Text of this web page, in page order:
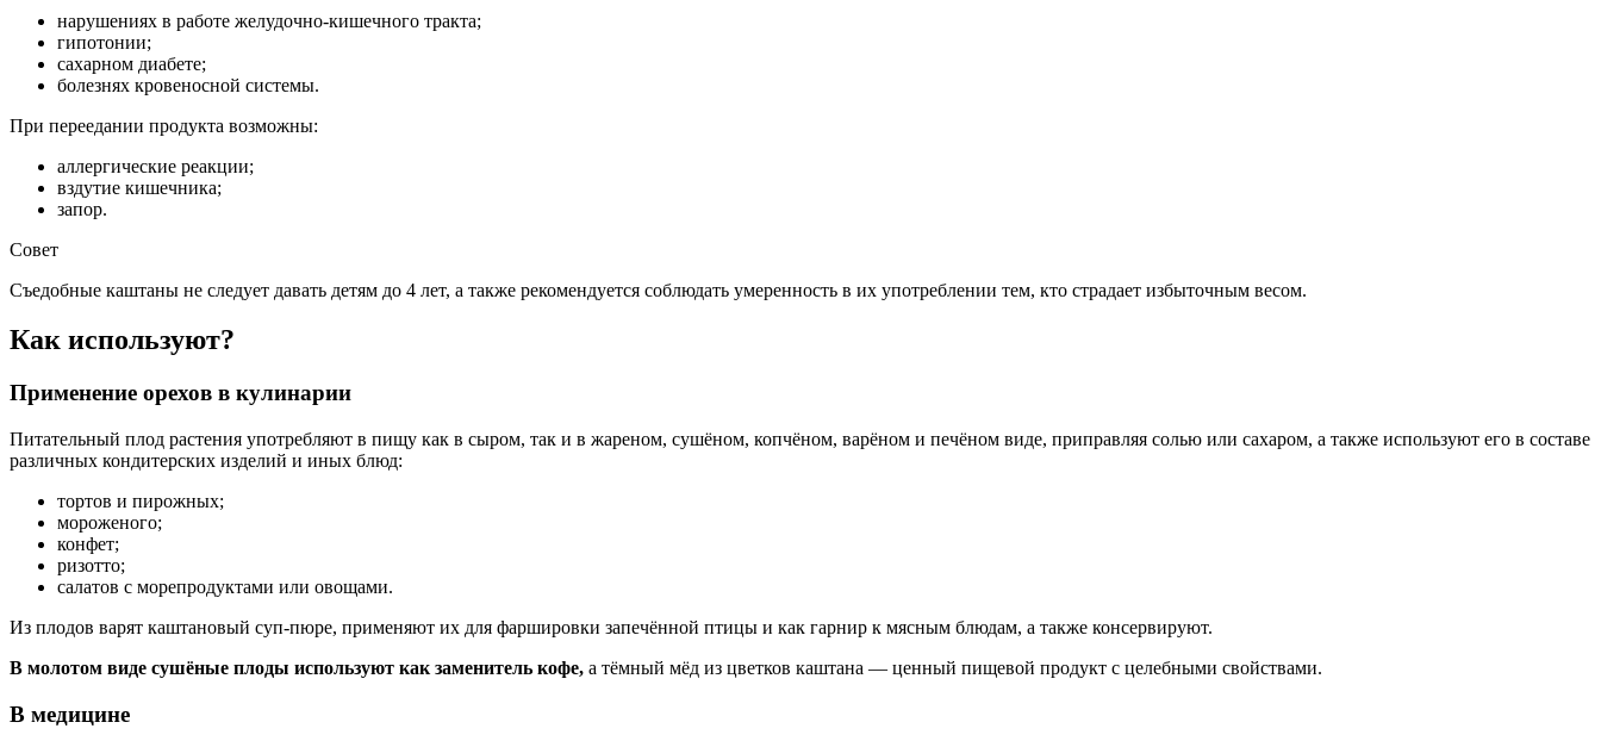
нарушениях в работе желудочно-кишечного тракта;
гипотонии;
сахарном диабете;
болезнях кровеносной системы.
При переедании продукта возможны:
аллергические реакции;
вздутие кишечника;
запор.
Совет
Съедобные каштаны не следует давать детям до 4 лет, а также рекомендуется соблюдать умеренность в их употреблении тем, кто страдает избыточным весом.
Как используют?
Применение орехов в кулинарии
Питательный плод растения употребляют в пищу как в сыром, так и в жареном, сушёном, копчёном, варёном и печёном виде, приправляя солью или сахаром, а также используют его в составе
различных кондитерских изделий и иных блюд:
тортов и пирожных;
мороженого;
конфет;
ризотто;
салатов с морепродуктами или овощами.
Из плодов варят каштановый суп-пюре, применяют их для фаршировки запечённой птицы и как гарнир к мясным блюдам, а также консервируют.
В молотом виде сушёные плоды используют как заменитель кофе, а тёмный мёд из цветков каштана — ценный пищевой продукт с целебными свойствами.
В медицине